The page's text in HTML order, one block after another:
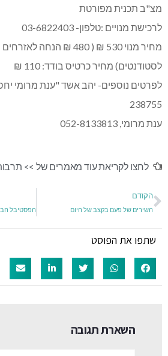
מצ"ב תכנית מפורטת
לרכישת מנויים :טלפון- 03-6822403
לסטודנטים) מחיר כרטיס בודד: 110 ₪
238755
ענת מרומי, 052-8133813
לחצו לקריאת עוד מאמרים של >>
הקודם
השירים של פעם בקצב של היום
שתפו את הפוסט
השארת תגובה